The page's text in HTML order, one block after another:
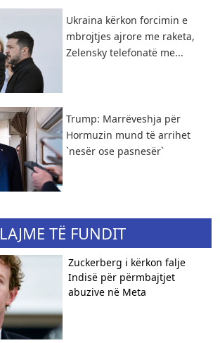
Ukraina kërkon forcimin e
mbrojtjes ajrore me raketa,
Zelensky telefonatë me...
Trump: Marrëveshja për
Hormuzin mund të arrihet
`nesër ose pasnesër`
LAJME TË FUNDIT
Zuckerberg i kërkon falje
Indisë për përmbajtjet
abuzive në Meta